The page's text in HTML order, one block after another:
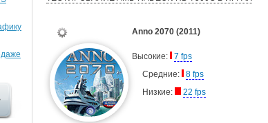
Anno 2070 (2011)
Высокие:
7 fps
Средние:
8 fps
Низкие:
22 fps